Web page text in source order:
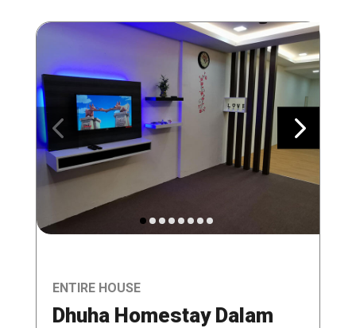
ENTIRE HOUSE
Dhuha Homestay Dalam